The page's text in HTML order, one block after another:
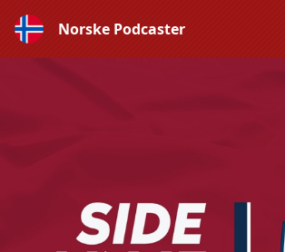
Norske Podcaster